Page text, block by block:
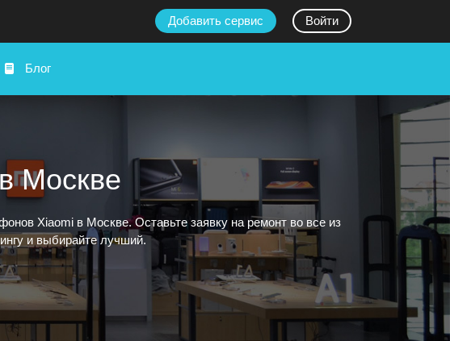
Добавить сервис Войти
Блог
Москве
Xiaomi в Москве. Оставьте заявку на ремонт во все из
и выбирайте лучший.